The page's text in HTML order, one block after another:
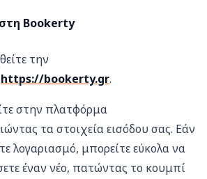
στη Bookerty
την
https://bookerty.gr.
στην πλατφόρμα
τα στοιχεία εισόδου σας. Εάν
λογαριασμό, μπορείτε εύκολα να
έναν νέο, πατώντας το κουμπί